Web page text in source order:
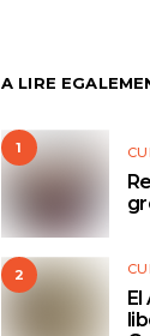
A LIRE
1
2